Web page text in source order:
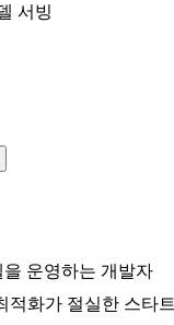
서빙
을 운영하는 개발자
적화가 절실한 스타